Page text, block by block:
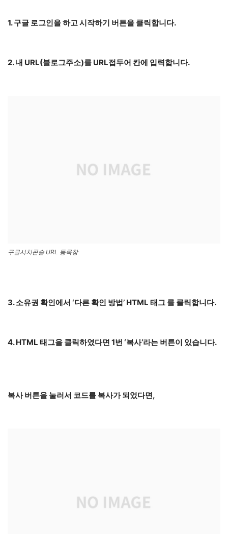
1. 구글 로그인을 하고 시작하기 버튼을 클릭합니다.
2. 내 URL(블로그주소)를 URL접두어 칸에 입력합니다.
구글서치콘솔 URL 등록창
3. 소유권 확인에서 ‘다른 확인 방법’ HTML 태그 를 클릭합니다.
4. HTML 태그을 클릭하였다면 1번 ‘복사’라는 버튼이 있습니다.
복사 버튼을 눌러서 코드를 복사가 되었다면,